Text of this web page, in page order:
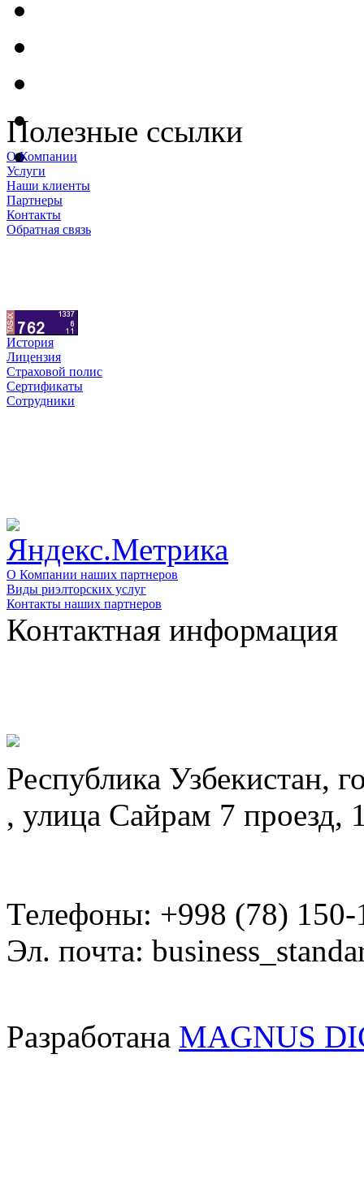
Полезные ссылки
О Компании
Услуги
Наши клиенты
Партнеры
Контакты
Обратная связь
История
Лицензия
Страховой полис
Сертификаты
Сотрудники
О Компании наших партнеров
Виды риэлторских услуг
Контакты наших партнеров
Контактная информация
Республика Узбекистан,
, улица Сайрам 7 проезд,
Телефоны: +998 (78) 150-
Эл. почта:
Разработана MAGNUS